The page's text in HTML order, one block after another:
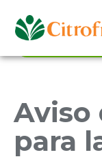
Versión en Ingles
Aviso
para